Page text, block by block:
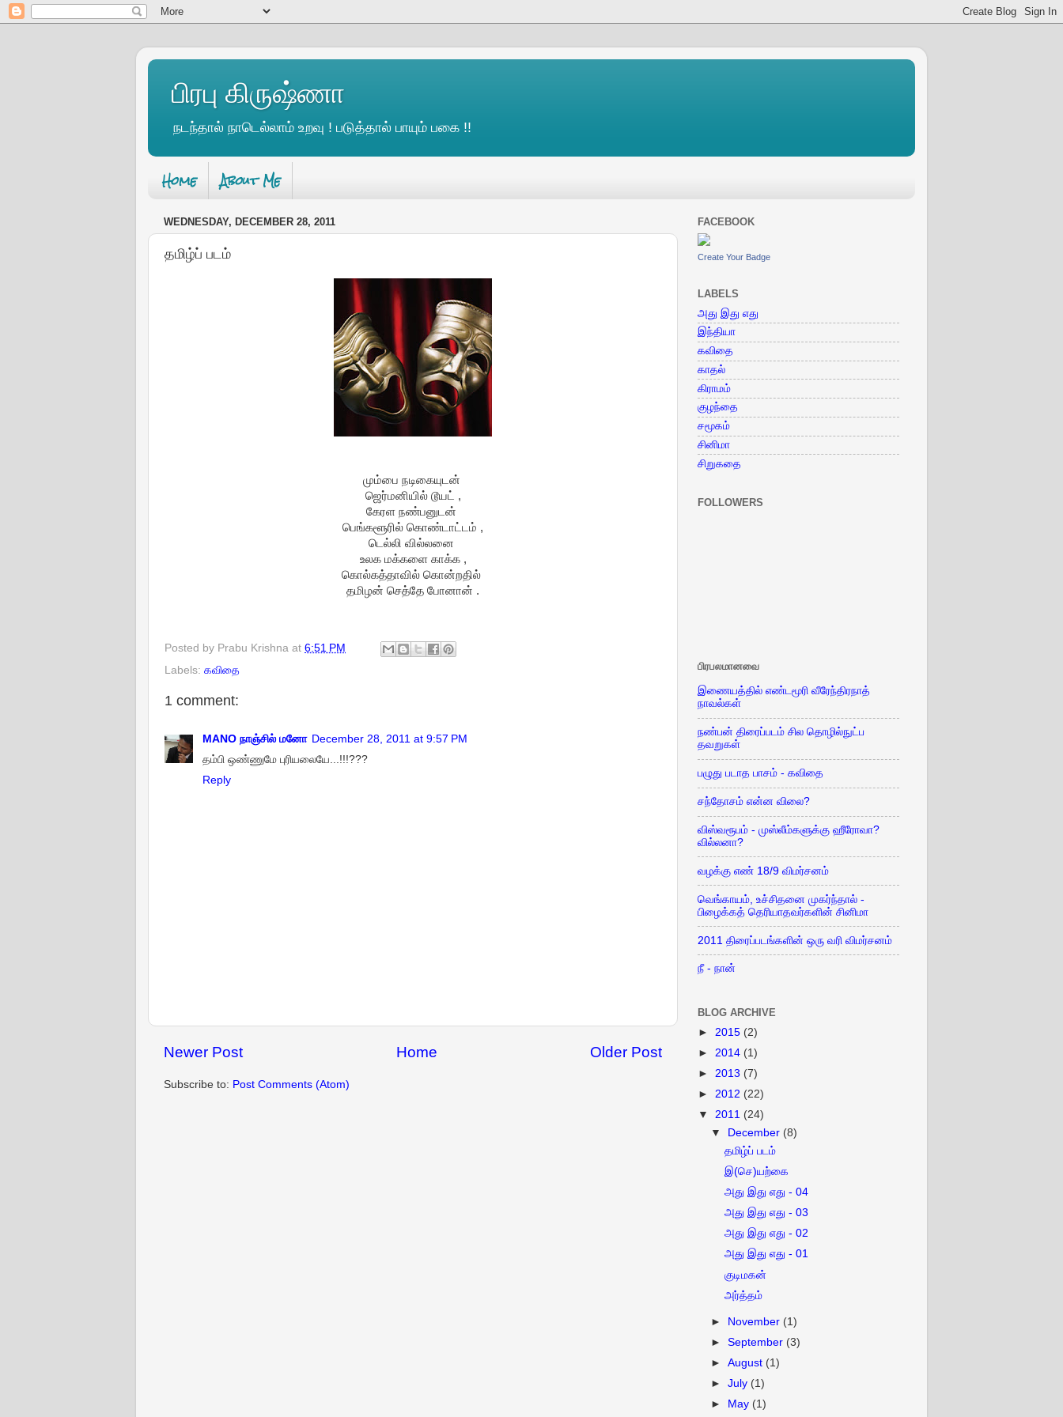
பிரபு கிருஷ்ணா
நடந்தால் நாடெல்லாம் உறவு ! படுத்தால் பாயும் பகை !!
Home About Me
WEDNESDAY, DECEMBER 28, 2011
தமிழ்ப் படம்
மும்பை நடிகையுடன்
ஜெர்மனியில் டூயட் ,
கேரள நண்பனுடன்
பெங்களூரில் கொண்டாட்டம் ,
டெல்லி வில்லனை
உலக மக்களை காக்க ,
கொல்கத்தாவில் கொன்றதில்
தமிழன் செத்தே போனான் .
Posted by Prabu Krishna at 6:51 PM
Labels: கவிதை
1 comment:
MANO நாஞ்சில் மனோ December 28, 2011 at 9:57 PM
தம்பி ஒண்ணுமே புரியலையே...!!!???
Reply
Newer Post Older Post
Home
Subscribe to: Post Comments (Atom)
FACEBOOK
Create Your Badge
LABELS
அது இது எது
இந்தியா
கவிதை
காதல்
கிராமம்
குழந்தை
சமூகம்
சினிமா
சிறுகதை
FOLLOWERS
பிரபலமானவை
இணையத்தில் எண்டமூரி வீரேந்திரநாத்
நாவல்கள்
நண்பன் திரைப்படம் சில தொழில்நுட்ப
தவறுகள்
பழுது படாத பாசம் - கவிதை
சந்தோசம் என்ன விலை?
விஸ்வரூபம் - முஸ்லீம்களுக்கு ஹீரோவா?
வில்லனா?
வழக்கு எண் 18/9 விமர்சனம்
வெங்காயம், உச்சிதனை முகர்ந்தால் -
பிழைக்கத் தெரியாதவர்களின் சினிமா
2011 திரைப்படங்களின் ஒரு வரி விமர்சனம்
நீ - நான்
BLOG ARCHIVE
► 2015 (2)
► 2014 (1)
► 2013 (7)
► 2012 (22)
▼ 2011 (24)
▼
December (8)
தமிழ்ப் படம்
இ(செ)யற்கை
அது இது எது - 04
அது இது எது - 03
அது இது எது - 02
அது இது எது - 01
குடிமகன்
அர்த்தம்
► November (1)
►September (3)
►August (1)
►July (1)
►
May (1)